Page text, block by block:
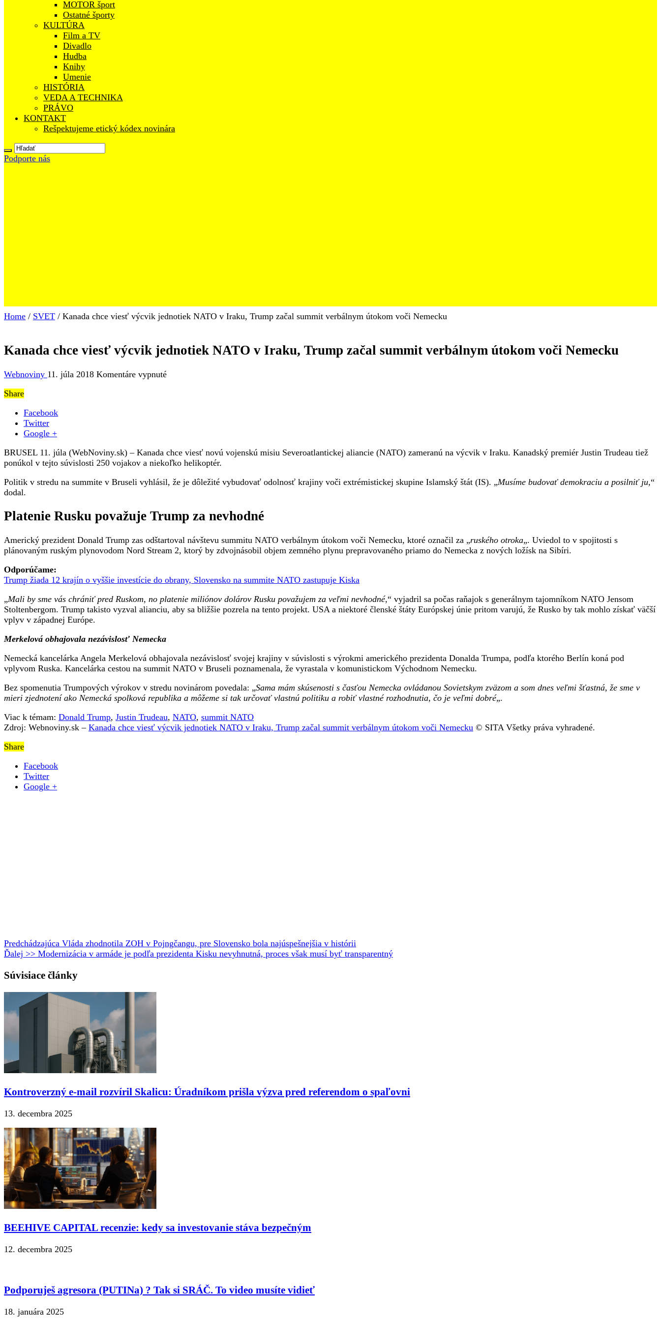
MOTOR šport
Ostatné športy
KULTÚRA
Film a TV
Divadlo
Hudba
Knihy
Umenie
HISTÓRIA
VEDA A TECHNIKA
PRÁVO
KONTAKT
Rešpektujeme etický kódex novinára
Podporte nás
Home / SVET / Kanada chce viesť výcvik jednotiek NATO v Iraku, Trump začal summit verbálnym útokom voči Nemecku
Kanada chce viesť výcvik jednotiek NATO v Iraku, Trump začal summit verbálnym útokom voči Nemecku
Webnoviny 11. júla 2018 Komentáre vypnuténa
Iraku,
Trump
začal
summit
voči
Share
Facebook
Twitter
Google +
BRUSEL 11. júla (WebNoviny.sk) – Kanada chce viesť novú vojenskú misiu Severoatlantickej aliancie (NATO) zameranú na výcvik v Iraku. Kanadský premiér Justin Trudeau tiež
ponúkol v tejto súvislosti 250 vojakov a niekoľko helikoptér.
Politik v stredu na summite v Bruseli vyhlásil, že je dôležité vybudovať odolnosť krajiny voči extrémistickej skupine Islamský štát (IS). „Musíme budovať demokraciu a posilniť ju,“
dodal.
Platenie Rusku považuje Trump za nevhodné
Americký prezident Donald Trump zas odštartoval návštevu summitu NATO verbálnym útokom voči Nemecku, ktoré označil za „ruského otroka„. Uviedol to v spojitosti s
plánovaným ruským plynovodom Nord Stream 2, ktorý by zdvojnásobil objem zemného plynu prepravovaného priamo do Nemecka z nových ložísk na Sibíri.
Odporúčame:
Trump žiada 12 krajín o vyššie investície do obrany, Slovensko na summite NATO zastupuje Kiska
„Mali by sme vás chrániť pred Ruskom, no platenie miliónov dolárov Rusku považujem za veľmi nevhodné,“ vyjadril sa počas raňajok s generálnym tajomníkom NATO Jensom
Stoltenbergom. Trump takisto vyzval alianciu, aby sa bližšie pozrela na tento projekt. USA a niektoré členské štáty Európskej únie pritom varujú, že Rusko by tak mohlo získať väčší
vplyv v západnej Európe.
Merkelová obhajovala nezávislosť Nemecka
Nemecká kancelárka Angela Merkelová obhajovala nezávislosť svojej krajiny v súvislosti s výrokmi amerického prezidenta Donalda Trumpa, podľa ktorého Berlín koná pod
vplyvom Ruska. Kancelárka cestou na summit NATO v Bruseli poznamenala, že vyrastala v komunistickom Východnom Nemecku.
Bez spomenutia Trumpových výrokov v stredu novinárom povedala: „Sama mám skúsenosti s časťou Nemecka ovládanou Sovietskym zväzom a som dnes veľmi šťastná, že sme v
mieri zjednotení ako Nemecká spolková republika a môžeme si tak určovať vlastnú politiku a robiť vlastné rozhodnutia, čo je veľmi dobré„.
Viac k témam: Donald Trump, Justin Trudeau, NATO, summit NATO
Zdroj: Webnoviny.sk – Kanada chce viesť výcvik jednotiek NATO v Iraku, Trump začal summit verbálnym útokom voči Nemecku © SITA Všetky práva vyhradené.
Share
Facebook
Twitter
Google +
Predchádzajúca Vláda zhodnotila ZOH v Pojngčangu, pre Slovensko bola najúspešnejšia v histórii
Ďalej >> Modernizácia v armáde je podľa prezidenta Kisku nevyhnutná, proces však musí byť transparentný
Súvisiace články
Kontroverzný e-mail rozvíril Skalicu: Úradníkom prišla výzva pred referendom o spaľovni
13. decembra 2025
BEEHIVE CAPITAL recenzie: kedy sa investovanie stáva bezpečným
12. decembra 2025
Podporuješ agresora (PUTINa) ? Tak si SRÁČ. To video musíte vidieť
18. januára 2025